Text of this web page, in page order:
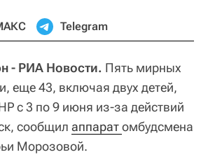
Telegram
- РИА Новости. Пять мирных
еще 43, включая двух детей,
с 3 по 9 июня из-за действий
сообщил аппарат омбудсмена
Морозовой.